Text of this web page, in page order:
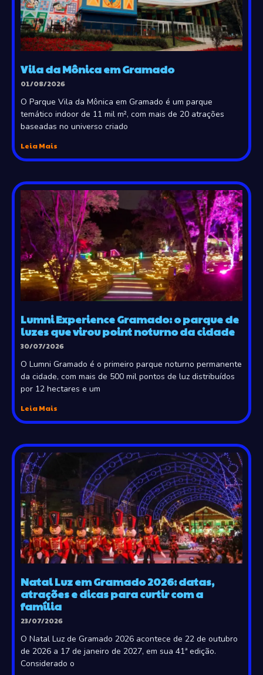
Vila da Mônica em Gramado
01/08/2026
O Parque Vila da Mônica em Gramado é um parque
temático indoor de 11 mil m², com mais de 20 atrações
baseadas no universo criado
Leia Mais
Lumni Experience Gramado: o parque de
luzes que virou point noturno da cidade
30/07/2026
O Lumni Gramado é o primeiro parque noturno permanente
da cidade, com mais de 500 mil pontos de luz distribuídos
por 12 hectares e um
Leia Mais
Natal Luz em Gramado 2026: datas,
atrações e dicas para curtir com a
família
23/07/2026
O Natal Luz de Gramado 2026 acontece de 22 de outubro
de 2026 a 17 de janeiro de 2027, em sua 41ª edição.
Considerado o